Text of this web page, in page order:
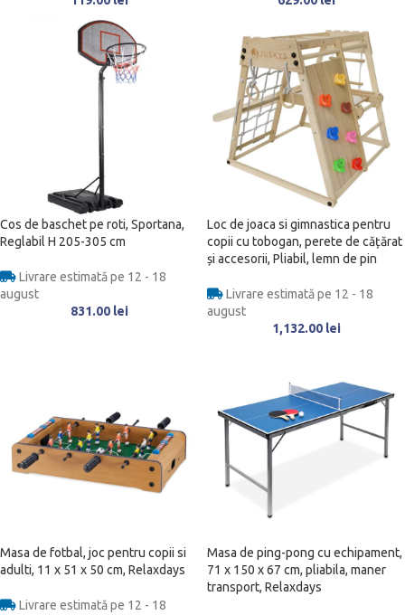
Cos de baschet pe roti, Sportana,
Reglabil H 205-305 cm
Livrare estimată pe 12 - 18
august
831.00 lei
Loc de joaca si gimnastica pentru
copii cu tobogan, perete de cățărat
și accesorii, Pliabil, lemn de pin
Livrare estimată pe 12 - 18
august
1,132.00 lei
Masa de fotbal, joc pentru copii si
adulti, 11 x 51 x 50 cm, Relaxdays
Livrare estimată pe 12 - 18
Masa de ping-pong cu echipament,
71 x 150 x 67 cm, pliabila, maner
transport, Relaxdays